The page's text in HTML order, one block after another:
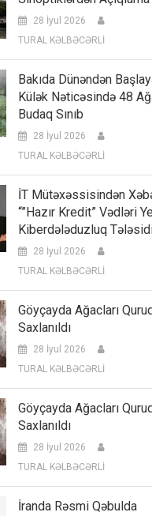
28 İyul 2026
TURAL KƏLBƏCƏRLİ
Bakıda Dünəndən
Külək Nəticəsində 48
Budaq Sınıb
28 İyul 2026
TURAL KƏLBƏCƏRLİ
İT Mütəxəssisindən
“”Hazır Kredit” Vədləri
Kiberdələduzluq
28 İyul 2026
TURAL KƏLBƏCƏRLİ
Göyçayda Ağacları
Saxlanıldı
28 İyul 2026
TURAL KƏLBƏCƏRLİ
Göyçayda Ağacları
Saxlanıldı
28 İyul 2026
TURAL KƏLBƏCƏRLİ
İranda Rəsmi Qəbulda